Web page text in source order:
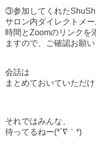
③参加してくれた
サロン内ダイレクトメー
時間とZoomのリンクを
ますので、ご確認お願い
会話は
まとめておいていただ
それではみんな、
待ってるねー(*´∇｀*)